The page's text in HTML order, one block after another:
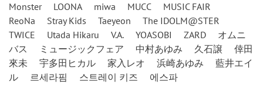
Monster
LOONA miwa MUCC
MUSIC FAIR
ReoNa
Stray Kids Taeyeon
The IDOLM@STER
TWICE
Utada Hikaru V.A. YOASOBI ZARD
オムニ
バス
ミュージックフェア 中村あゆみ 久石譲
倖田
來未
宇多田ヒカル 家入レオ 浜崎あゆみ
藍井エイ
ル
르세라핌 스트레이 키즈 에스파